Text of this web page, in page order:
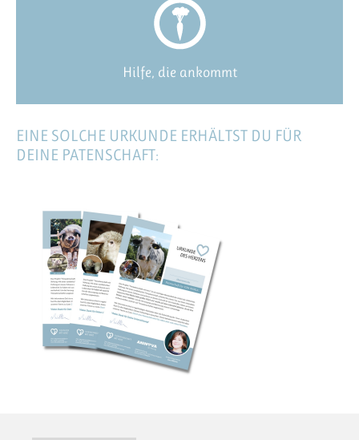
Hilfe, die ankommt
EINE SOLCHE URKUNDE ERHÄLTST DU FÜR
DEINE PATENSCHAFT: